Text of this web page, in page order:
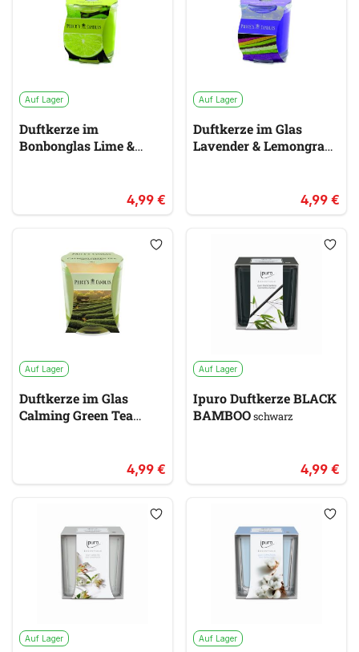
Auf Lager
Duftkerze im
Bonbonglas Lime &
4,99 €
Auf Lager
Duftkerze im Glas
Lavender & Lemongrass
4,99 €
Auf Lager
Duftkerze im Glas
Calming Green Tea
4,99 €
Auf Lager
Ipuro Duftkerze BLACK
BAMBOOschwarz
4,99 €
Auf Lager Auf Lager